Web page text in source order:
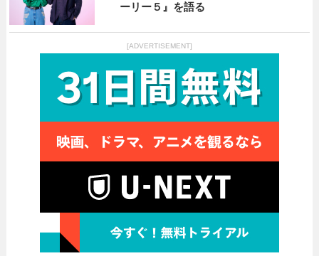
ーリー５』を語る
[ADVERTISEMENT]